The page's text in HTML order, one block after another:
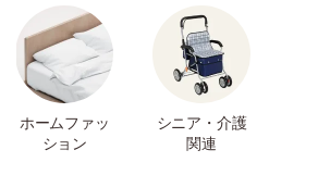
ホームファッ
ション
シニア・介護
関連